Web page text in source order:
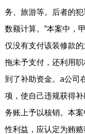
务、旅游等。后者的
数额计算。”本案中，
仅没有支付该装修款
拖未予支付，还利用
到了补助资金。a公司
项，使自己违规获得
务账上予以核销。本
性利益，应认定为贿赂